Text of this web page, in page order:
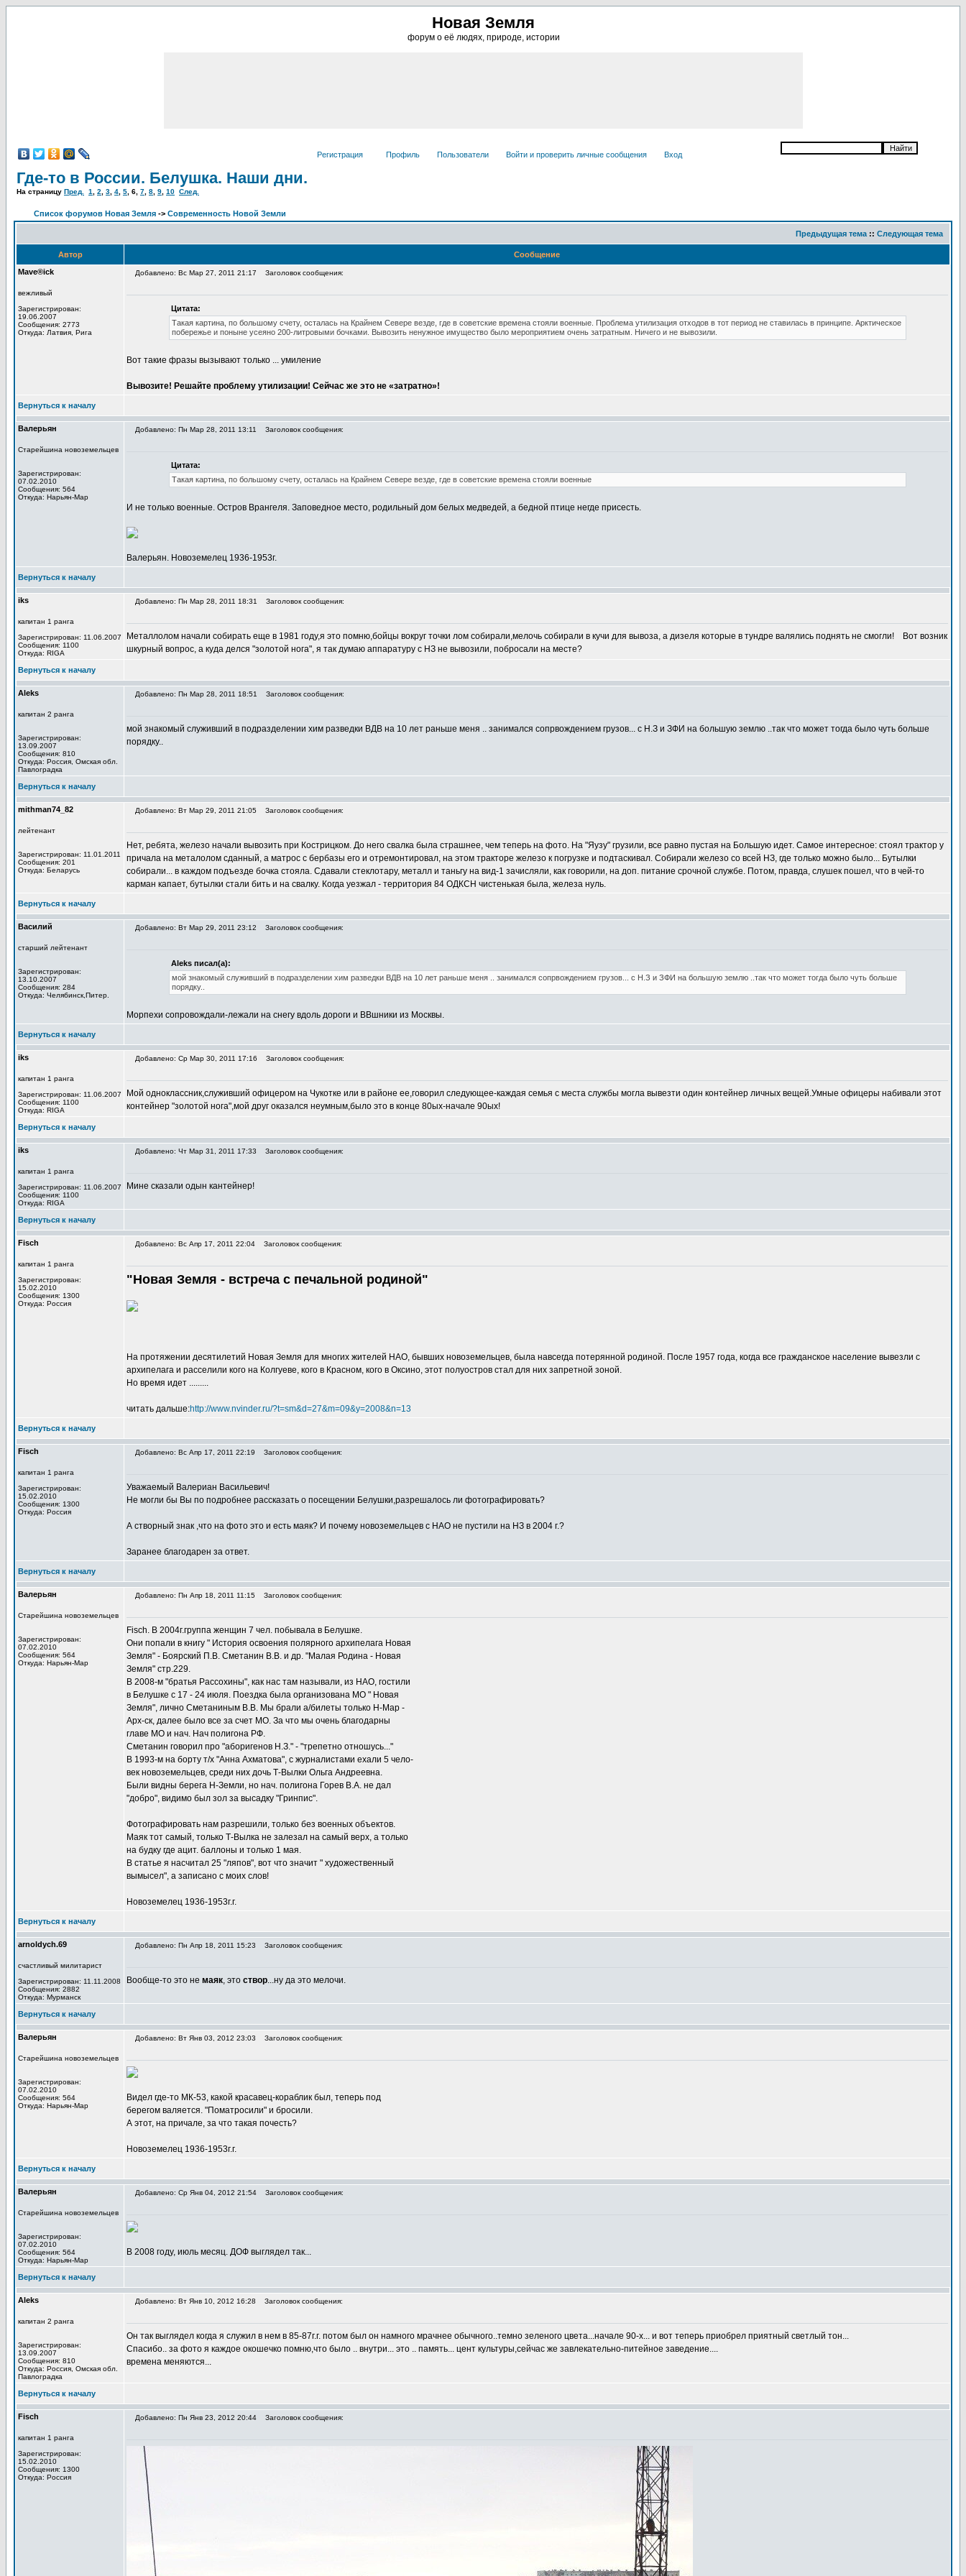
Новая Земля
форум о её людях, природе, истории
Регистрация Профиль Пользователи Войти и проверить личные сообщения Вход
Где-то в России. Белушка. Наши дни.
На страницу Пред. 1 2 3 4 5 6 7 8 9 10 След.
Список форумов Новая Земля -> Современность Новой Земли
Предыдущая тема :: Следующая тема
Автор
Сообщение
Mave®ick
вежливый
Зарегистрирован:
19.06.2007
Сообщения: 2773
Откуда: Латвия, Рига
Добавлено: Вс Мар 27, 2011 21:17 Заголовок сообщения:
Цитата:
Такая картина, по большому счету, осталась на Крайнем Севере везде, где в советские времена стояли военные. Проблема утилизация отходов в тот период не ставилась в принципе. Арктическое
побережье и поныне усеяно 200-литровыми бочками. Вывозить ненужное имущество было мероприятием очень затратным. Ничего и не вывозили.
Вот такие фразы вызывают только ... умиление
Вывозите! Решайте проблему утилизации! Сейчас же это не «затратно»!
Вернуться к началу
Валерьян
Старейшина новоземельцев
Зарегистрирован:
07.02.2010
Сообщения: 564
Откуда: Нарьян-Мар
Добавлено: Пн Мар 28, 2011 13:11 Заголовок сообщения:
Цитата:
Такая картина, по большому счету, осталась на Крайнем Севере везде, где в советские времена стояли военные
И не только военные. Остров Врангеля. Заповедное место, родильный дом белых медведей, а бедной птице негде присесть.
Валерьян. Новоземелец 1936-1953г.
Вернуться к началу
iks
капитан 1 ранга
Зарегистрирован: 11.06.2007
Сообщения: 1100
Откуда: RIGA
Добавлено: Пн Мар 28, 2011 18:31 Заголовок сообщения:
Металлолом начали собирать еще в 1981 году,я это помню,бойцы вокруг точки лом собирали,мелочь собирали в кучи для вывоза, а дизеля которые в тундре валялись поднять не смогли!
Вот возник
шкурный вопрос, а куда делся "золотой нога", я так думаю аппаратуру с НЗ не вывозили, побросали на месте?
Вернуться к началу
Aleks
капитан 2 ранга
Зарегистрирован:
13.09.2007
Сообщения: 810
Откуда: Роcсия, Омская обл.
Павлоградка
Добавлено: Пн Мар 28, 2011 18:51 Заголовок сообщения:
мой знакомый служивший в подразделении хим разведки ВДВ на 10 лет раньше меня .. занимался сопрвождением грузов... с Н.З и ЗФИ на большую землю ..так что может тогда было чуть больше
порядку..
Вернуться к началу
mithman74_82
лейтенант
Зарегистрирован: 11.01.2011
Сообщения: 201
Откуда: Беларусь
Добавлено: Вт Мар 29, 2011 21:05 Заголовок сообщения:
Нет, ребята, железо начали вывозить при Кострицком. До него свалка была страшнее, чем теперь на фото. На "Яузу" грузили, все равно пустая на Большую идет. Самое интересное: стоял трактор у
причала на металолом сданный, а матрос с бербазы его и отремонтировал, на этом тракторе железо к погрузке и подтаскивал. Собирали железо со всей НЗ, где только можно было... Бутылки
собирали... в каждом подъезде бочка стояла. Сдавали стеклотару, металл и таньгу на вид-1 зачисляли, как говорили, на доп. питание срочной службе. Потом, правда, слушек пошел, что в чей-то
карман капает, бутылки стали бить и на свалку. Когда уезжал - территория 84 ОДКСН чистенькая была, железа нуль.
Вернуться к началу
Василий
старший лейтенант
Зарегистрирован:
13.10.2007
Сообщения: 284
Откуда: Челябинск,Питер.
Добавлено: Вт Мар 29, 2011 23:12 Заголовок сообщения:
Aleks писал(а):
мой знакомый служивший в подразделении хим разведки ВДВ на 10 лет раньше меня .. занимался сопрвождением грузов... с Н.З и ЗФИ на большую землю ..так что может тогда было чуть больше
порядку..
Морпехи сопровождали-лежали на снегу вдоль дороги и ВВшники из Москвы.
Вернуться к началу
iks
капитан 1 ранга
Зарегистрирован: 11.06.2007
Сообщения: 1100
Откуда: RIGA
Добавлено: Ср Мар 30, 2011 17:16 Заголовок сообщения:
Мой одноклассник,служивший офицером на Чукотке или в районе ее,говорил следующее-каждая семья с места службы могла вывезти один контейнер личных вещей.Умные офицеры набивали этот
контейнер "золотой нога",мой друг оказался неумным,было это в конце 80ых-начале 90ых!
Вернуться к началу
iks
капитан 1 ранга
Зарегистрирован: 11.06.2007
Сообщения: 1100
Откуда: RIGA
Добавлено: Чт Мар 31, 2011 17:33 Заголовок сообщения:
Мине сказали одын кантейнер!
Вернуться к началу
Fisch
капитан 1 ранга
Зарегистрирован:
15.02.2010
Сообщения: 1300
Откуда: Россия
Добавлено: Вс Апр 17, 2011 22:04 Заголовок сообщения:
"Новая Земля - встреча с печальной родиной"
На протяжении десятилетий Новая Земля для многих жителей НАО, бывших новоземельцев, была навсегда потерянной родиной. После 1957 года, когда все гражданское население вывезли с
архипелага и расселили кого на Колгуеве, кого в Красном, кого в Оксино, этот полуостров стал для них запретной зоной.
Но время идет .........
читать дальше:http://www.nvinder.ru/?t=sm&d=27&m=09&y=2008&n=13
Вернуться к началу
Fisch
капитан 1 ранга
Зарегистрирован:
15.02.2010
Сообщения: 1300
Откуда: Россия
Добавлено: Вс Апр 17, 2011 22:19 Заголовок сообщения:
Уважаемый Валериан Васильевич!
Не могли бы Вы по подробнее рассказать о посещении Белушки,разрешалось ли фотографировать?
А створный знак ,что на фото это и есть маяк? И почему новоземельцев с НАО не пустили на НЗ в 2004 г.?
Заранее благодарен за ответ.
Вернуться к началу
Валерьян
Старейшина новоземельцев
Зарегистрирован:
07.02.2010
Сообщения: 564
Откуда: Нарьян-Мар
Добавлено: Пн Апр 18, 2011 11:15 Заголовок сообщения:
Fisch. В 2004г.группа женщин 7 чел. побывала в Белушке.
Они попали в книгу " История освоения полярного архипелага Новая
Земля" - Боярский П.В. Сметанин В.В. и др. "Малая Родина - Новая
Земля" стр.229.
В 2008-м "братья Рассохины", как нас там называли, из НАО, гостили
в Белушке с 17 - 24 июля. Поездка была организована МО " Новая
Земля", лично Сметаниным В.В. Мы брали а/билеты только Н-Мар -
Арх-ск, далее было все за счет МО. За что мы очень благодарны
главе МО и нач. Нач полигона РФ.
Сметанин говорил про "аборигенов Н.З." - "трепетно отношусь..."
В 1993-м на борту т/х "Анна Ахматова", с журналистами ехали 5 чело-
век новоземельцев, среди них дочь Т-Вылки Ольга Андреевна.
Были видны берега Н-Земли, но нач. полигона Горев В.А. не дал
"добро", видимо был зол за высадку "Гринпис".
Фотографировать нам разрешили, только без военных объектов.
Маяк тот самый, только Т-Вылка не залезал на самый верх, а только
на будку где ацит. баллоны и только 1 мая.
В статье я насчитал 25 "ляпов", вот что значит " художественный
вымысел", а записано с моих слов!
Новоземелец 1936-1953г.г.
Вернуться к началу
arnoldych.69
счастливый милитарист
Зарегистрирован: 11.11.2008
Сообщения: 2882
Откуда: Мурманск
Добавлено: Пн Апр 18, 2011 15:23 Заголовок сообщения:
Вообще-то это не маяк, это створ...ну да это мелочи.
Вернуться к началу
Валерьян
Старейшина новоземельцев
Зарегистрирован:
07.02.2010
Сообщения: 564
Откуда: Нарьян-Мар
Добавлено: Вт Янв 03, 2012 23:03 Заголовок сообщения:
Видел где-то МК-53, какой красавец-кораблик был, теперь под
берегом валяется. "Поматросили" и бросили.
А этот, на причале, за что такая почесть?
Новоземелец 1936-1953г.г.
Вернуться к началу
Валерьян
Старейшина новоземельцев
Зарегистрирован:
07.02.2010
Сообщения: 564
Откуда: Нарьян-Мар
Добавлено: Ср Янв 04, 2012 21:54 Заголовок сообщения:
В 2008 году, июль месяц. ДОФ выглядел так...
Вернуться к началу
Aleks
капитан 2 ранга
Зарегистрирован:
13.09.2007
Сообщения: 810
Откуда: Роcсия, Омская обл.
Павлоградка
Добавлено: Вт Янв 10, 2012 16:28 Заголовок сообщения:
Он так выглядел когда я служил в нем в 85-87г.г. потом был он намного мрачнее обычного..темно зеленого цвета...начале 90-х... и вот теперь приобрел приятный светлый тон...
Спасибо.. за фото я каждое окошечко помню,что было .. внутри... это .. память... цент культуры,сейчас же завлекательно-питейное заведение....
времена меняются...
Вернуться к началу
Fisch
капитан 1 ранга
Зарегистрирован:
15.02.2010
Сообщения: 1300
Откуда: Россия
Добавлено: Пн Янв 23, 2012 20:44 Заголовок сообщения: